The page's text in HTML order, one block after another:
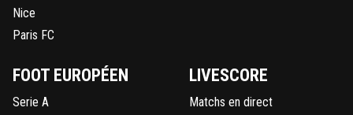
Nice
Paris FC
FOOT EUROPÉEN
Serie A
LIVESCORE
Matchs en direct